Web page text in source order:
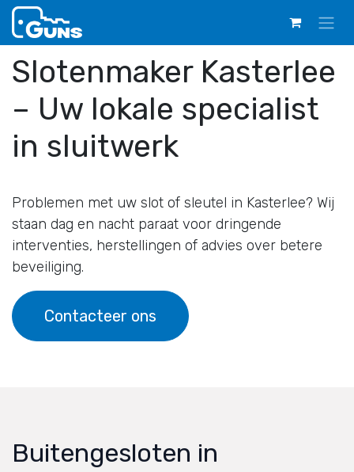
Overslaan naar inhoud
Slotenmaker Kasterlee
– Uw lokale specialist
in sluitwerk
Problemen met uw slot of sleutel in Kasterlee? Wij
staan dag en nacht paraat voor dringende
interventies, herstellingen of advies over betere
beveiliging.
Contacteer ons
Buitengesloten in